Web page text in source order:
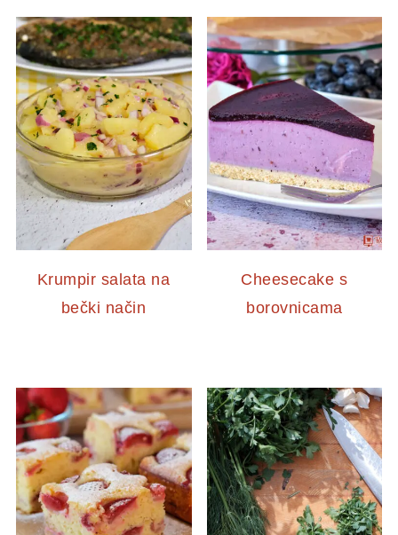
Krumpir salata na
bečki način
Cheesecake s
borovnicama